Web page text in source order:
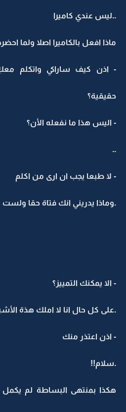
..ليس عندي كاميرا
ماذا افعل بالكاميرا اصلا ولما
- اذن كيف ساراكي واتكلم
حقيقية؟
- اليس هذا ما نفعله الأن؟
..
- لا طبعا يجب ان ارى من اكلم
.وماذا يدريني انك فتاة حقا ولست
- الا يمكنك التمييز؟
.على كل حال انا لا املك هذة
- اذن اعتذر منك
.سلام!!
هكذا بمنتهى البساطة لم يكمل